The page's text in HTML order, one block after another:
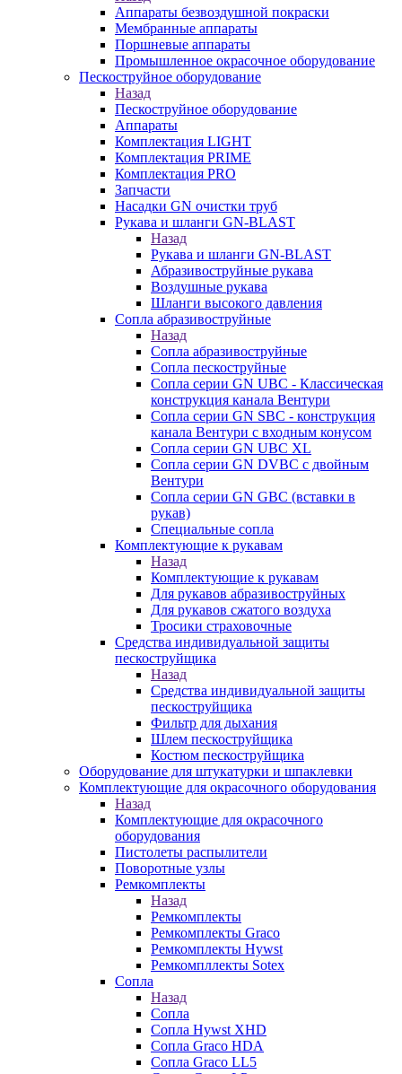
Аппараты безвоздушной покраски
Мембранные аппараты
Поршневые аппараты
Промышленное окрасочное оборудование
Пескоструйное оборудование
Назад
Пескоструйное оборудование
Аппараты
Комплектация LIGHT
Комплектация PRIME
Комплектация PRO
Запчасти
Насадки GN очистки труб
Рукава и шланги GN-BLAST
Назад
Рукава и шланги GN-BLAST
Абразивоструйные рукава
Воздушные рукава
Шланги высокого давления
Сопла абразивоструйные
Назад
Сопла абразивоструйные
Сопла пескоструйные
Сопла серии GN UBC - Классическая
конструкция канала Вентури
Сопла серии GN SBC - конструкция
канала Вентури c входным конусом
Сопла серии GN UBC XL
Сопла серии GN DVBC с двойным
Вентури
Сопла серии GN GBC (вставки в
рукав)
Специальные сопла
Комплектующие к рукавам
Назад
Комплектующие к рукавам
Для рукавов абразивоструйных
Для рукавов сжатого воздуха
Тросики страховочные
Средства индивидуальной защиты
пескоструйщика
Назад
Средства индивидуальной защиты
пескоструйщика
Фильтр для дыхания
Шлем пескоструйщика
Костюм пескоструйщика
Оборудование для штукатурки и шпаклевки
Комплектующие для окрасочного оборудования
Назад
Комплектующие для окрасочного
оборудования
Пистолеты распылители
Поворотные узлы
Ремкомплекты
Назад
Ремкомплекты
Ремкомплекты Graco
Ремкомплекты Hywst
Ремкомпллекты Sotex
Сопла
Назад
Сопла
Сопла Hywst XHD
Сопла Graco HDA
Сопла Graco LL5